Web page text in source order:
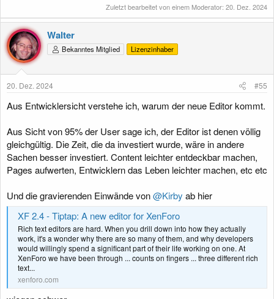
Zuletzt bearbeitet von einem Moderator: 20. Dez. 2024
Walter
Bekanntes Mitglied Lizenzinhaber
20. Dez. 2024 #55
Aus Entwicklersicht verstehe ich, warum der neue Editor kommt.
Aus Sicht von 95% der User sage ich, der Editor ist denen völlig
gleichgültig. Die Zeit, die da investiert wurde, wäre in andere
Sachen besser investiert. Content leichter entdeckbar machen,
Pages aufwerten, Entwicklern das Leben leichter machen, etc etc
Und die gravierenden Einwände von@Kirby ab hier
XF 2.4 - Tiptap: A new editor for XenForo
Rich text editors are hard. When you drill down into how they actually
work, it's a wonder why there are so many of them, and why developers
would willingly spend a significant part of their life working on one. At
XenForo we have been through ... counts on fingers ... three different rich
text...
xenforo.com